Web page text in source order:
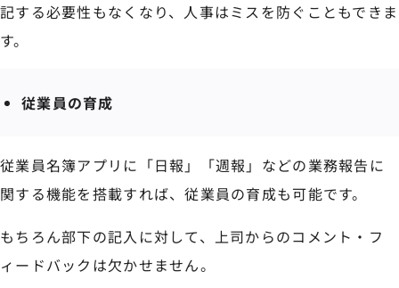
記する必要性もなくなり、人事はミスを防ぐこともできま
す。
従業員の育成
従業員名簿アプリに「日報」「週報」などの業務報告に
関する機能を搭載すれば、従業員の育成も可能です。
もちろん部下の記入に対して、上司からのコメント・フ
ィードバックは欠かせません。